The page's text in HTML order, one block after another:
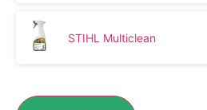
STIHL Multiclean